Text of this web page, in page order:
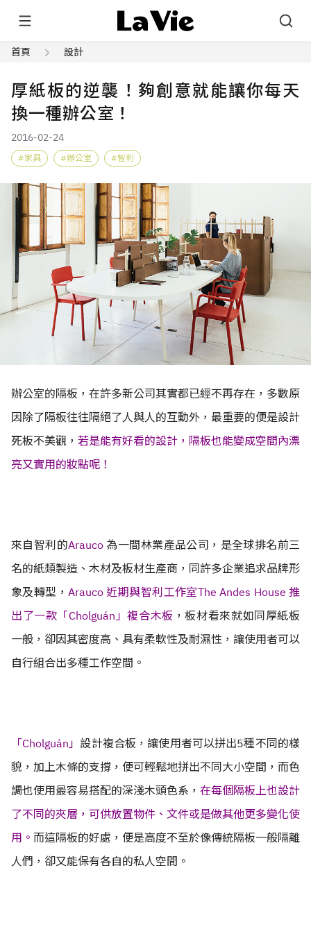
首頁 設計
厚紙板的逆襲！夠創意就能讓你每天
換一種辦公室！
2016-02-24
家具 辦公室 智利
辦公室的隔板，在許多新公司其實都已經不再存在，多數原
因除了隔板往往隔絕了人與人的互動外，最重要的便是設計
死板不美觀， 若是能有好看的設計，隔板也能變成空間內漂
亮又實用的妝點呢！
來自智利的Arauco 為一間林業產品公司，是全球排名前三
名的紙類製造、木材及板材生產商，同許多企業追求品牌形
象及轉型，Arauco 近期與智利工作室The Andes House 推
出了一款「Cholguán」複合木板 ，板材看來就如同厚紙板
一般，卻因其密度高、具有柔軟性及耐濕性，讓使用者可以
自行組合出多種工作空間。
「Cholguán」 設計複合板，讓使用者可以拼出5種不同的樣
貌，加上木條的支撐，便可輕鬆地拼出不同大小空間，而色
調也使用最容易搭配的深淺木頭色系， 在每個隔板上也設計
了不同的夾層，可供放置物件、文件或是做其他更多變化使
用。 而這隔板的好處，便是高度不至於像傳統隔板一般隔離
人們，卻又能保有各自的私人空間。